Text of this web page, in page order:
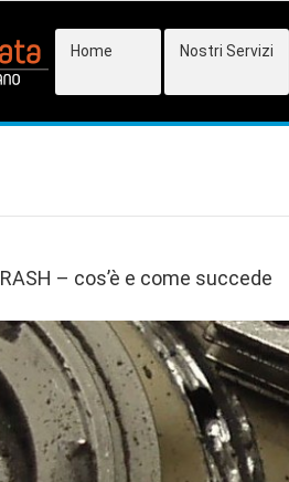
Home Nostri Servizi
– cos’è e come succede